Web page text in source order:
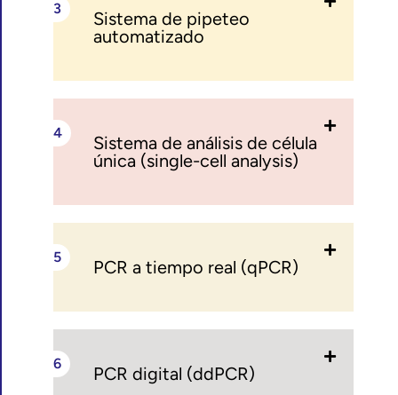
Sistema de pipeteo
automatizado
Sistema de análisis de célula
única (single-cell analysis)
PCR a tiempo real (qPCR)
PCR digital (ddPCR)